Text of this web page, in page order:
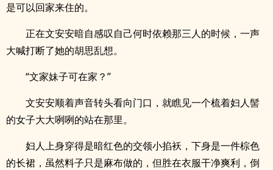
是可以回家来住的。
正在文安安暗自感叹自己何时依赖那三人的时候，一声
大喊打断了她的胡思乱想。
“文家妹子可在家？”
文安安顺着声音转头看向门口，就瞧见一个梳着妇人髻
的女子大大咧咧的站在那里。
妇人上身穿得是暗红色的交领小掐袄，下身是一件棕色
的长裙，虽然料子只是麻布做的，但胜在衣服干净爽利，倒